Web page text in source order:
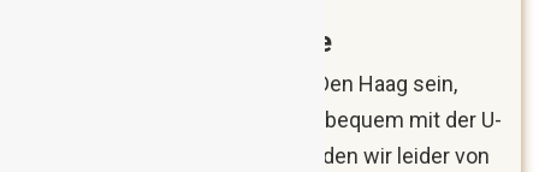
Den Haag, Niederlande
Unsere nächste Station sollte Den Haag sein,
wohin man von Rotterdam aus bequem mit der U-
Bahn fahren kann. Begrüßt wurden wir leider von